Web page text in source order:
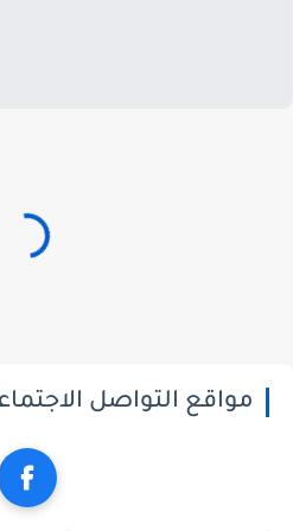
مواقع التواصل الاجتماعي